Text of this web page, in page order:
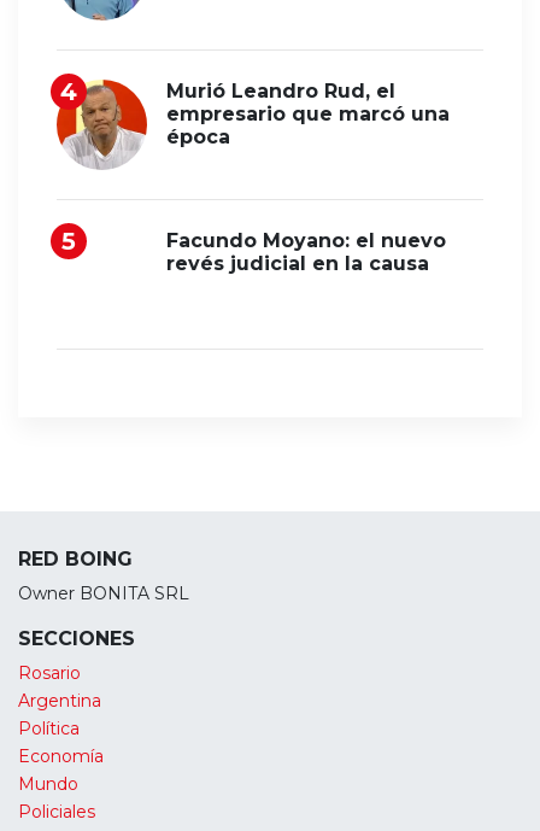
Murió Leandro Rud, el
empresario que marcó una
época
Facundo Moyano: el nuevo
revés judicial en la causa
RED BOING
Owner BONITA SRL
SECCIONES
Rosario
Argentina
Política
Economía
Mundo
Policiales